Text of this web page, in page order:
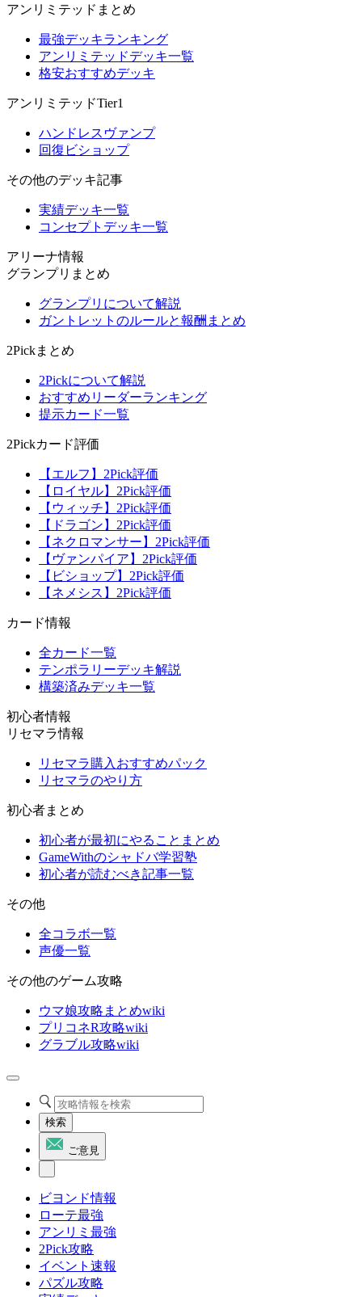
アンリミテッドまとめ
最強デッキランキング
アンリミテッドデッキ一覧
格安おすすめデッキ
アンリミテッドTier1
ハンドレスヴァンプ
回復ビショップ
その他のデッキ記事
実績デッキ一覧
コンセプトデッキ一覧
アリーナ情報
グランプリまとめ
グランプリについて解説
ガントレットのルールと報酬まとめ
2Pickまとめ
2Pickについて解説
おすすめリーダーランキング
提示カード一覧
2Pickカード評価
【エルフ】2Pick評価
【ロイヤル】2Pick評価
【ウィッチ】2Pick評価
【ドラゴン】2Pick評価
【ネクロマンサー】2Pick評価
【ヴァンパイア】2Pick評価
【ビショップ】2Pick評価
【ネメシス】2Pick評価
カード情報
全カード一覧
テンポラリーデッキ解説
構築済みデッキ一覧
初心者情報
リセマラ情報
リセマラ購入おすすめパック
リセマラのやり方
初心者まとめ
初心者が最初にやることまとめ
GameWithのシャドバ学習塾
初心者が読むべき記事一覧
その他
全コラボ一覧
声優一覧
その他のゲーム攻略
ウマ娘攻略まとめwiki
プリコネR攻略wiki
グラブル攻略wiki
検索
ご意見
ビヨンド情報
ローテ最強
アンリミ最強
2Pick攻略
イベント速報
パズル攻略